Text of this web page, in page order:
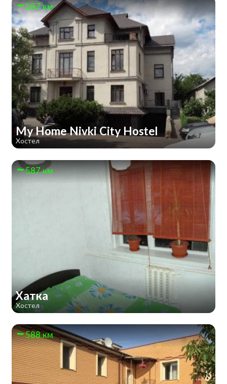
587 км
My Home Nivki City Hostel
Хостел
587 км
Хатка
Хостел
588 км